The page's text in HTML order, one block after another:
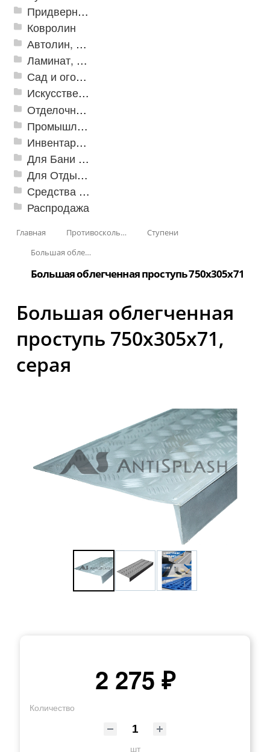
Придверные решетки
Ковролин
Автолин, Транслин, Линолеум
Ламинат, Кварцвиниловая плитка SPC
Сад и огород
Искусственная трава
Отделочные профили
Промышленный текстиль
Инвентарь для клининга
Для Бани и Сауны
Для Отдыха и Пикника
Средства от насекомых и садовых вредителей
Распродажа
Главная Противоскользящая защита для лестниц, профили, ленты
Ступени
Большая облегченная проступь
Большая облегченная проступь 750x305x71
Большая облегченная
проступь 750x305x71,
серая
2 275 ₽
Количество
шт